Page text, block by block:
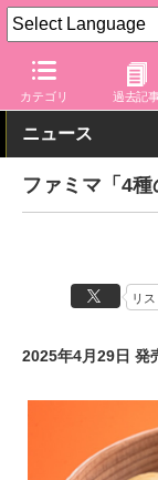
カテゴリ 過去記
グルメ Watch 店舗
ニュース
ファミマ「4
リス
2025年4月29日 発